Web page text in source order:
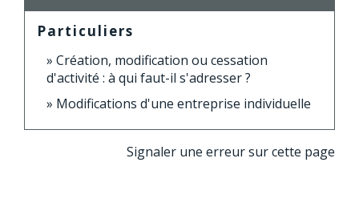
Particuliers
Création, modification ou cessation
d'activité : à qui faut-il s'adresser ?
Modifications d'une entreprise individuelle
Signaler une erreur sur cette page